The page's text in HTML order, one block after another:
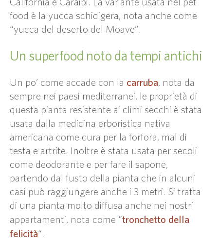
food è la yucca schidigera, nota anche come
“yucca del deserto del Moave”.
Un superfood noto da tempi antichi
Un po’ come accade con la carruba, nota da
sempre nei paesi mediterranei, le proprietà di
questa pianta resistente ai climi secchi è stata
usata dalla medicina erboristica nativa
americana come cura per la forfora, mal di
testa e artrite. Inoltre è stata usata per secoli
come deodorante e per fare il sapone,
partendo dal fusto della pianta che in alcuni
casi può raggiungere anche i 3 metri. Si tratta
di una pianta molto diffusa anche nei nostri
appartamenti, nota come “tronchetto della
felicità“.